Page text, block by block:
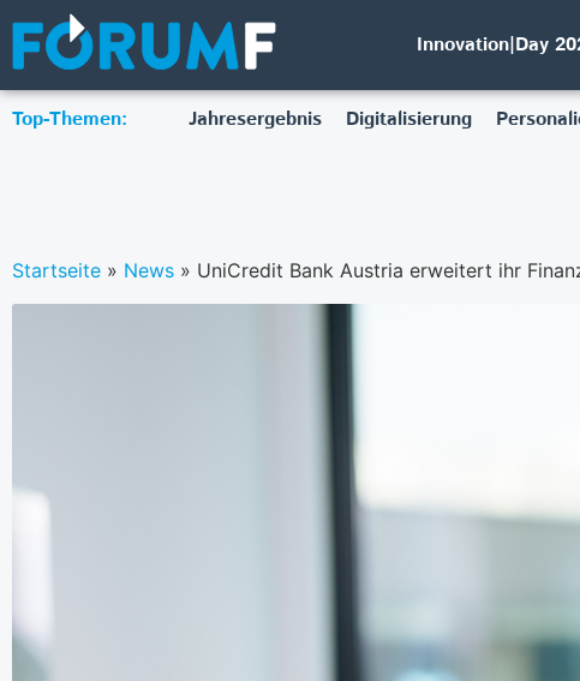
Innovation|Day
Top-Themen: Jahresergebnis Digitalisierung
Startseite » News » UniCredit Bank Austria erweitert ihr